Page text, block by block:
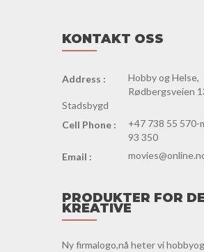
KONTAKT OSS
Address :
Hobby og Helse,
Rødbergsveien
Stadsbygd
Cell Phone :
+47 738 55 570-
93 350
Email :
PRODUKTER FOR
KREATIVE
Ny firmalogo,nå heter vi